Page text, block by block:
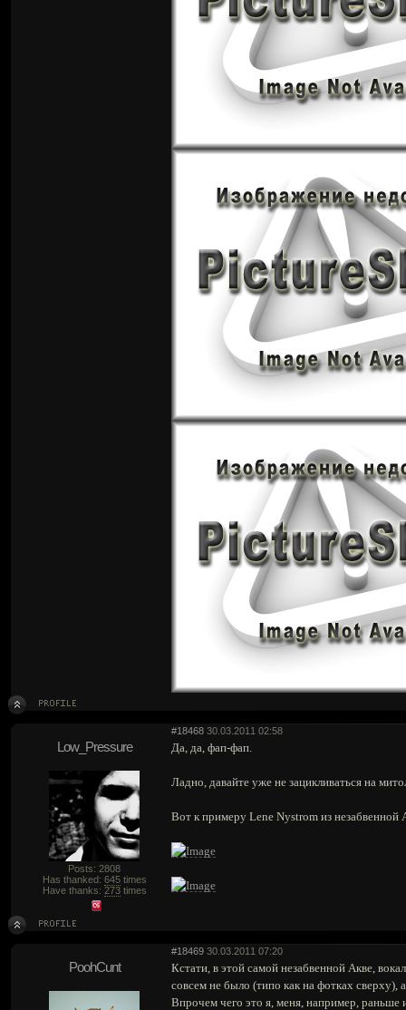
#18468 30.03.2011 02:58
Low_Pressure
Posts: 2808
Has thanked: 645times
Have thanks: 273times
Да, да, фап-фап.
Ладно, давайте уже не зацикливаться на
Вот к примеру Lene Nystrom из незабвенной
#18469 30.03.2011 07:20
PoohCunt
Кстати, в этой самой незабвенной Акве,
совсем не было (типо как на фотках
Впрочем чего это я, меня, например, раньше